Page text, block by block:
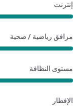
إنترنت
مرافق رياضية / صحية
مستوى النظافة
الإفطار